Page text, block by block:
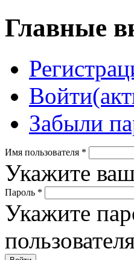
Главные
Войти
Забыли
Имя пользователя *
Укажите
Пароль *
Укажите